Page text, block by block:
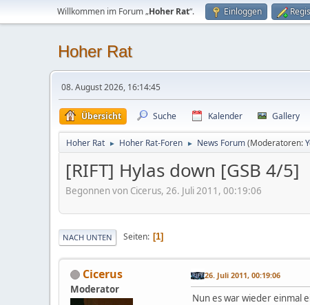
Willkommen im Forum „Hoher Rat“. Einloggen
Hoher Rat
08. August 2026, 16:14:45
Übersicht Suche Kalender Gallery
Hoher Rat ► Hoher Rat-Foren ► News Forum(Moderatoren:
[RIFT] Hylas down [GSB 4/5]
Begonnen von Cicerus, 26. Juli 2011, 00:19:06
NACH UNTEN Seiten 1
Cicerus
Moderator
26. Juli 2011, 00:19:06
Nun es war wieder einmal